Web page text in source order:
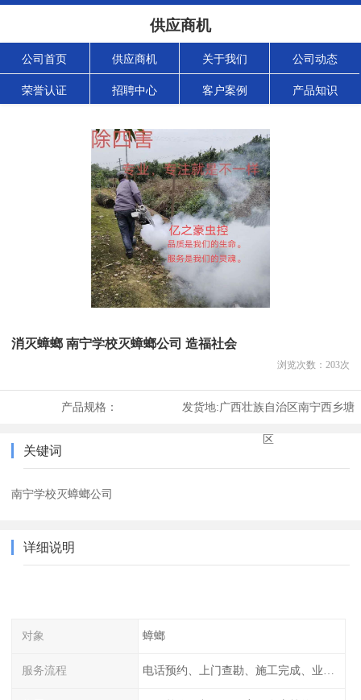
供应商机
公司首页 供应商机 关于我们 公司动态
荣誉认证 招聘中心 客户案例 产品知识
消灭蟑螂 南宁学校灭蟑螂公司 造福社会
浏览次数： 203次
产品规格： 发货地:广西壮族自治区南宁西乡塘
区
关键词
南宁学校灭蟑螂公司
详细说明
对象 蟑螂
服务流程